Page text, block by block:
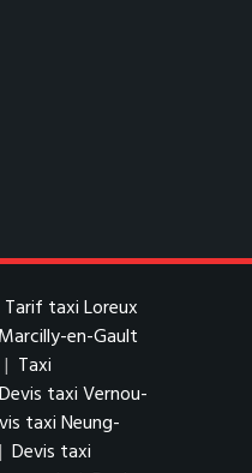
Tarif taxi Loreux
en-Gault
| Taxi
Devis taxi Vernou-
taxi Neung-
| Devis taxi